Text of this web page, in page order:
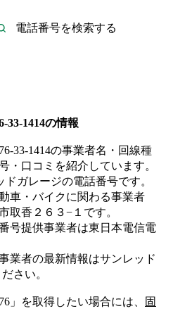
33-1414の情報
33-1414の事業者名・回線種
・口コミを紹介しています。
ドガレージの電話番号です。
車・バイクに関わる事業者
取香２６３−１ です。
号提供事業者は東日本電信電
業者の最新情報はサンレッド
さい。
」を取得したい場合には、
固